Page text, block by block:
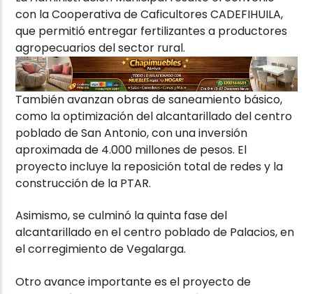
con la Cooperativa de Caficultores CADEFIHUILA,
que permitió entregar fertilizantes a productores
agropecuarios del sector rural.
También avanzan obras de saneamiento básico,
como la optimización del alcantarillado del centro
poblado de San Antonio, con una inversión
aproximada de 4.000 millones de pesos. El
proyecto incluye la reposición total de redes y la
construcción de la PTAR.
Asimismo, se culminó la quinta fase del
alcantarillado en el centro poblado de Palacios, en
el corregimiento de Vegalarga.
Otro avance importante es el proyecto de